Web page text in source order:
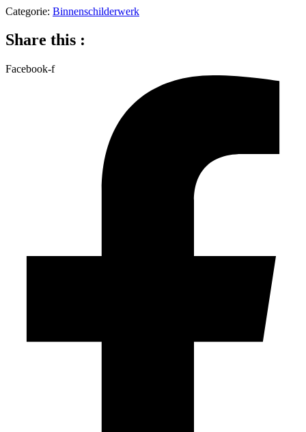
Categorie: Binnenschilderwerk
Share this :
Facebook-f